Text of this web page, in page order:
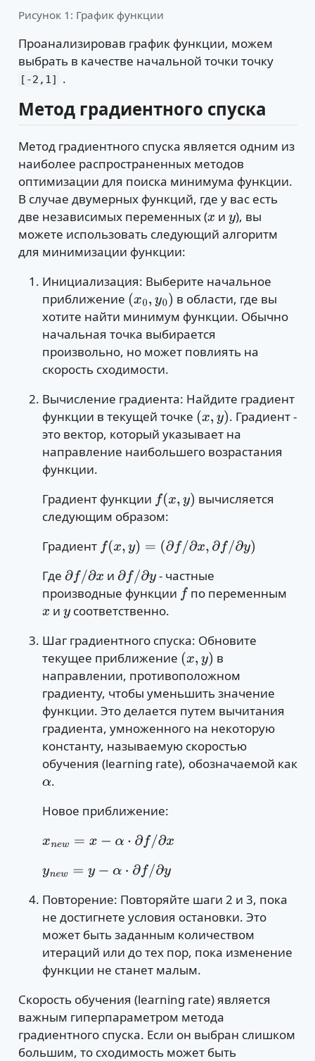
Рисунок 1: График функции
Проанализировав график функции, можем
выбрать в качестве начальной точки точку
[-2,1] .
Метод градиентного спуска
Метод градиентного спуска является одним из
наиболее распространенных методов
оптимизации для поиска минимума функции.
В случае двумерных функций, где у вас есть
две независимых переменных (x иy), вы
можете использовать следующий алгоритм
для минимизации функции:
Инициализация: Выберите начальное
приближение (x0,y 0)
в области, где вы
хотите найти минимум функции. Обычно
начальная точка выбирается
произвольно, но может повлиять на
скорость сходимости.
Вычисление градиента: Найдите градиент
функции в текущей точке (x,y )
. Градиент -
это вектор, который указывает на
направление наибольшего возрастания
функции.
Градиент функции f(x,y)
вычисляется
следующим образом:
Градиент f(x,y)=(∂ f/∂ x,∂f/∂y)
Где ∂f/∂x и ∂f/∂y
- частные
производные функции f по переменным
x иy соответственно.
Шаг градиентного спуска: Обновите
текущее приближение (x,y )
в
направлении, противоположном
градиенту, чтобы уменьшить значение
функции. Это делается путем вычитания
градиента, умноженного на некоторую
константу, называемую скоростью
обучения (learning rate), обозначаемой как
α.
Новое приближение:
xnew =x −α ⋅∂f /∂x
ynew =y −α⋅∂ /∂ y
Повторение: Повторяйте шаги 2 и 3, пока
не достигнете условия остановки. Это
может быть заданным количеством
итераций или до тех пор, пока изменение
функции не станет малым.
Скорость обучения (learning rate) является
важным гиперпараметром метода
градиентного спуска. Если он выбран слишком
большим, то сходимость может быть